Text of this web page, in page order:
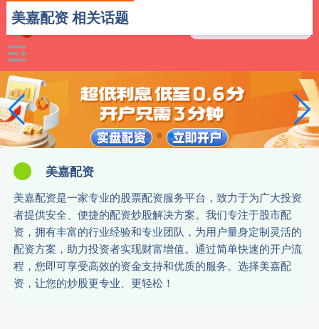
美嘉配资
美嘉配资是一家专业的股票配资服务平台，致力于为广大投资
者提供安全、便捷的配资炒股解决方案。我们专注于股市配
资，拥有丰富的行业经验和专业团队，为用户量身定制灵活的
配资方案，助力投资者实现财富增值。通过简单快速的开户流
程，您即可享受高效的资金支持和优质的服务。选择美嘉配
资，让您的炒股更专业、更轻松！
美嘉配资 相关话题